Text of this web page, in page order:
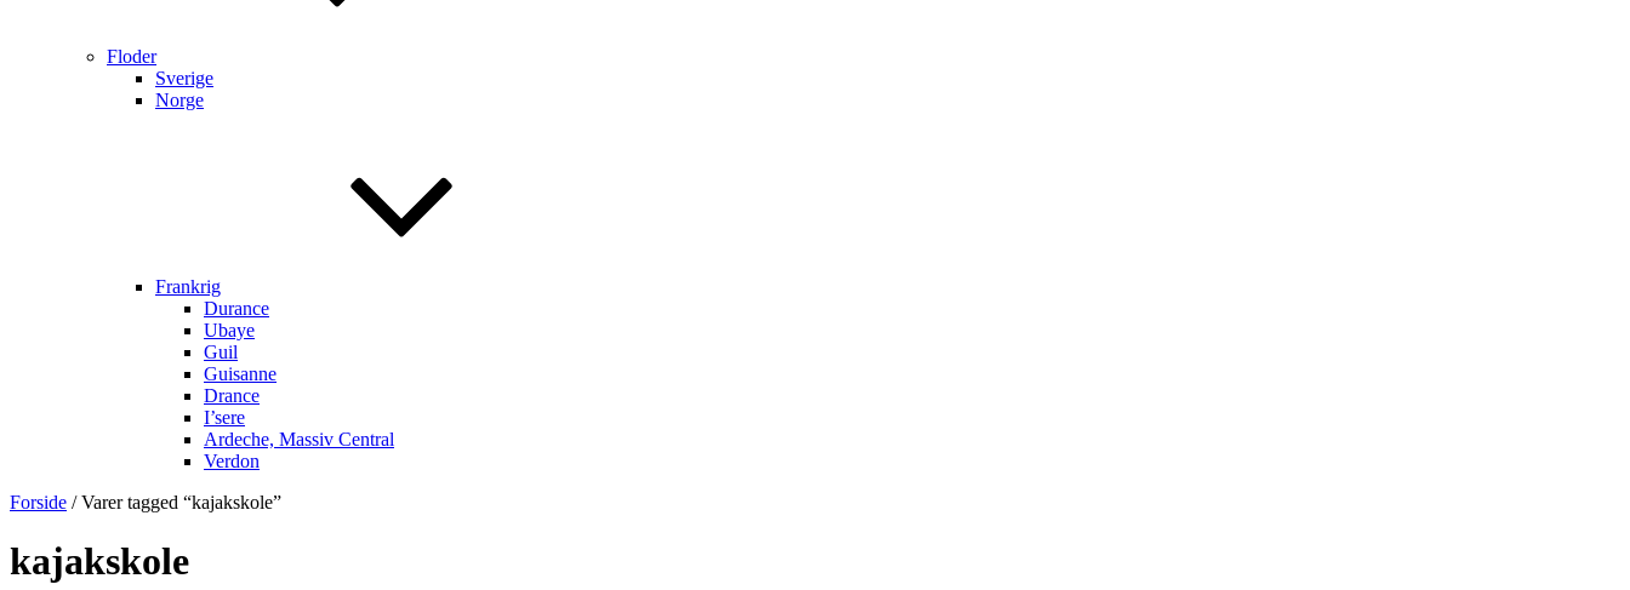
Floder
Sverige
Norge
Frankrig
Durance
Ubaye
Guil
Guisanne
Drance
I’sere
Ardeche, Massiv Central
Verdon
Forside / Varer tagged “kajakskole”
kajakskole